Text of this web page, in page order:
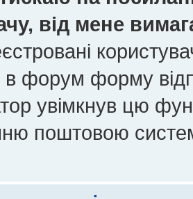
від мене
в форум форму
увімкнув цю
поштовою